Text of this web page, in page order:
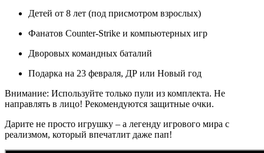
Детей от 8 лет (под присмотром взрослых)
Фанатов Counter-Strike и компьютерных игр
Дворовых командных баталий
Подарка на 23 февраля, ДР или Новый год
Внимание: Используйте только пули из комплекта. Не
направлять в лицо! Рекомендуются защитные очки.
Дарите не просто игрушку – а легенду игрового мира с
реализмом, который впечатлит даже пап!